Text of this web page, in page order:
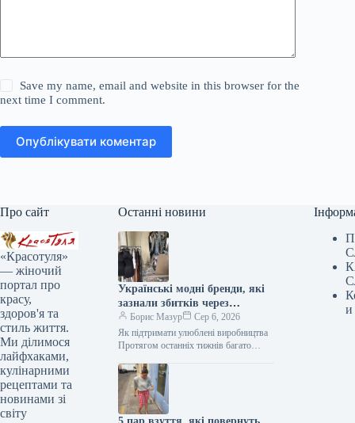
Save my name, email and website in this browser for the
next time I comment.
Опублікувати коментар
Про сайт
«Красотуля»
— жіночий
портал про
красу,
здоров'я та
стиль життя.
Ми ділимося
лайфхаками,
кулінарними
рецептами та
новинами зі
світу
Останні новини
Українські модні бренди, які
зазнали збитків через
обстріли, та шляхи їхньої
підтримки
Борис Мазур
Сер 6, 2026
Як підтримати улюблені виробництва
Протягом останніх тижнів багато
дорогоцінну столицю Київ, зазнали
масштабних ворожих нападів із…
и